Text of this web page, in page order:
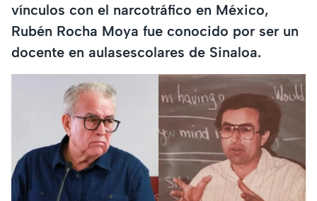
vínculos con el narcotráfico en México,
Rubén Rocha Moya fue conocido por ser un
docente en aulasescolares de Sinaloa.